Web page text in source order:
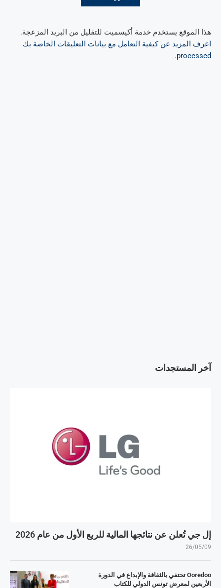
هذا الموقع يستخدم خدمة أكيسميت للتقليل من البريد المزعجة.
اعرف المزيد عن كيفية التعامل مع بيانات التعليقات الخاصة بك
processed
.
آخر المستجدات
إل جي تُعلن عن نتائجها المالية للربع الأول من عام 2026
26/05/09
Ooredoo تحتفي بالثقافة والإبداع في الدورة
الأربعين لمعرض تونس الدولي للكتاب